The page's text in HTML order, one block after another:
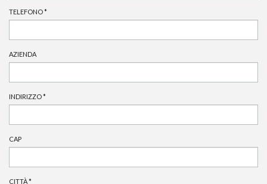
TELEFONO*
AZIENDA
INDIRIZZO*
CAP
CITTÀ*